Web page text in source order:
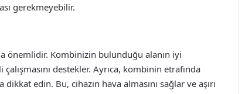
gerekmeyebilir.
önemlidir. Kombinizin bulunduğu alanın iyi
destekler. Ayrıca, kombinin etrafında
edin. Bu, cihazın hava almasını sağlar ve aşırı